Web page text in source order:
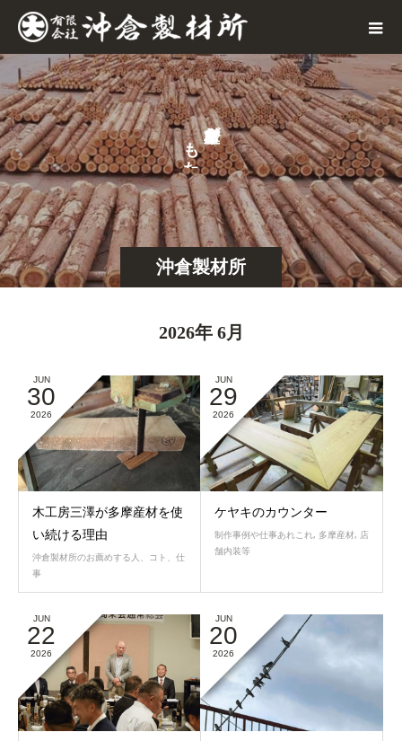
沖倉製材所
が
も
た
ら
2026年 6月
JUN
30
2026
木工房三澤が多摩産材を使
い続ける理由
沖倉製材所のお薦めする人、コト、仕
事
JUN
29
2026
ケヤキのカウンター
制作事例や仕事あれこれ, 多摩産材, 店
舗内装等
JUN
22
2026
JUN
20
2026